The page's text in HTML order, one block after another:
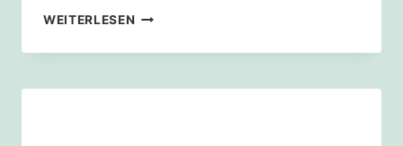
WEITERLESEN PROJEKTWOCHE
UND
DER